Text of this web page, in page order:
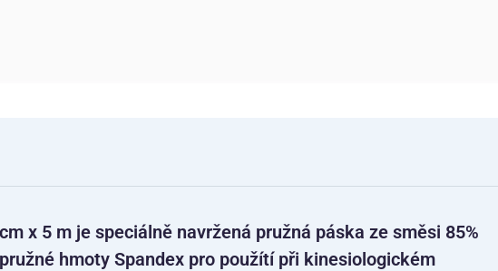
x 5 m je speciálně navržená pružná páska ze směsi 85%
hmoty Spandex pro použítí při kinesiologickém